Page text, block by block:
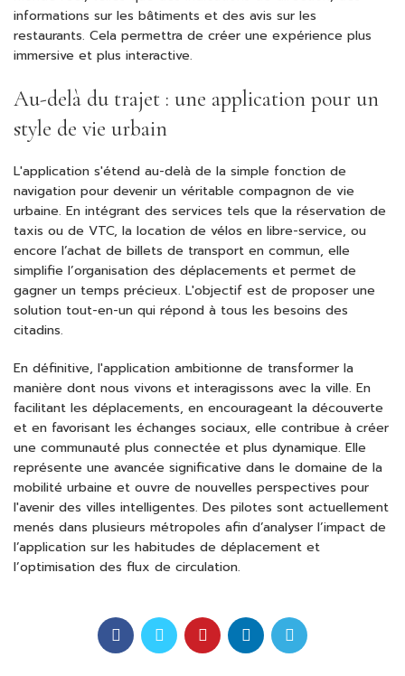
informations sur les bâtiments et des avis sur les
restaurants. Cela permettra de créer une expérience plus
immersive et plus interactive.
Au-delà du trajet : une application pour un
style de vie urbain
L'application s'étend au-delà de la simple fonction de
navigation pour devenir un véritable compagnon de vie
urbaine. En intégrant des services tels que la réservation de
taxis ou de VTC, la location de vélos en libre-service, ou
encore l’achat de billets de transport en commun, elle
simplifie l’organisation des déplacements et permet de
gagner un temps précieux. L'objectif est de proposer une
solution tout-en-un qui répond à tous les besoins des
citadins.
En définitive, l'application ambitionne de transformer la
manière dont nous vivons et interagissons avec la ville. En
facilitant les déplacements, en encourageant la découverte
et en favorisant les échanges sociaux, elle contribue à créer
une communauté plus connectée et plus dynamique. Elle
représente une avancée significative dans le domaine de la
mobilité urbaine et ouvre de nouvelles perspectives pour
l'avenir des villes intelligentes. Des pilotes sont actuellement
menés dans plusieurs métropoles afin d’analyser l’impact de
l’application sur les habitudes de déplacement et
l’optimisation des flux de circulation.